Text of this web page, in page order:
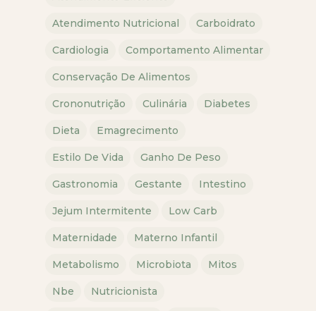
Atendimento Nutricional Carboidrato
Cardiologia Comportamento Alimentar
Conservação De Alimentos
Crononutrição Culinária Diabetes
Dieta Emagrecimento
Estilo De Vida Ganho De Peso
Gastronomia Gestante Intestino
Jejum Intermitente Low Carb
Maternidade Materno Infantil
Metabolismo Microbiota Mitos
Nbe Nutricionista